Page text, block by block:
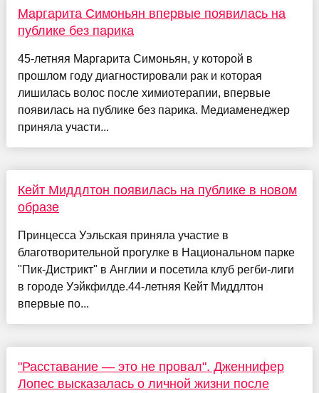
Маргарита Симоньян впервые появилась на
публике без парика
45-летняя Маргарита Симоньян, у которой в
прошлом году диагностировали рак и которая
лишилась волос после химиотерапии, впервые
появилась на публике без парика. Медиаменеджер
приняла участи...
Кейт Миддлтон появилась на публике в новом
образе
Принцесса Уэльская приняла участие в
благотворительной прогулке в Национальном парке
"Пик-Дистрикт" в Англии и посетила клуб регби-лиги
в городе Уэйкфилде.44-летняя Кейт Миддлтон
впервые по...
"Расставание — это не провал". Дженнифер
Лопес высказалась о личной жизни после